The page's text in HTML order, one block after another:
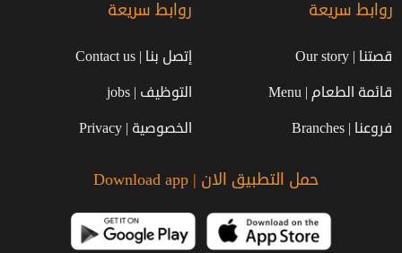
روابط سريعة
قصتنا | Our story
قائمة الطعام | Menu
فروعنا | Branches
روابط سريعة
إتصل بنا | Contact us
التوظيف | jobs
الخصوصية | Privacy
حمل التطبيق الان | Download app